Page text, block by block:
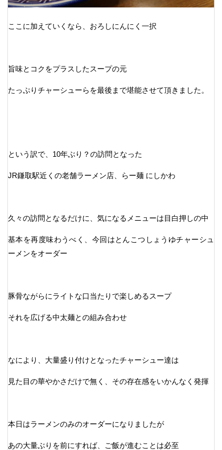
ここに加えていくなら、おろしにんにく一択
旨味とコクをプラスしたスープの元
たっぷりチャーシューらを最後まで堪能させて頂きました。
という訳で、10年ぶり？の訪問となった
JR鎌取駅近くの老舗ラーメン店、らー麺 にしかわ
久々の訪問となるだけに、気になるメニューは目白押しの中
基本を再度味わうべく、今回はとんこつしょうゆチャーシュ
ーメンをオーダー
豚骨ながらにライトな口当たりで楽しめるスープ
それを広げる中太麺との組み合わせ
なにより、大量盛り付けとなったチャーシュー達は
見た目の華やかさだけで無く、その存在感をいかんなく発揮
本日はラーメンのみのオーダーになりましたが
あの大量ぶりを前にすれば、ご飯が進むことは必至